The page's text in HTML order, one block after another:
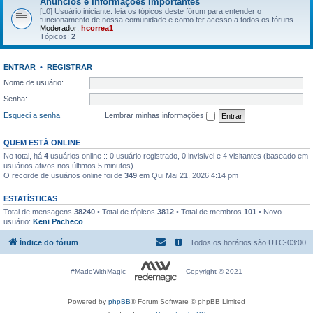
[L0] Usuário iniciante: leia os tópicos deste fórum para entender o
funcionamento de nossa comunidade e como ter acesso a todos os fóruns.
Moderador: hcorrea1
Tópicos: 2
ENTRAR • REGISTRAR
Nome de usuário:
Senha:
Esqueci a senha
Lembrar minhas informações
QUEM ESTÁ ONLINE
No total, há 4 usuários online :: 0 usuário registrado, 0 invisivel e 4 visitantes (baseado em
usuários ativos nos últimos 5 minutos)
O recorde de usuários online foi de 349 em Qui Mai 21, 2026 4:14 pm
ESTATÍSTICAS
Total de mensagens 38240 • Total de tópicos 3812 • Total de membros 101 • Novo
usuário: Keni Pacheco
Índice do fórum Todos os horários são UTC-03:00
#MadeWithMagic Copyright © 2021
Powered by phpBB® Forum Software © phpBB Limited